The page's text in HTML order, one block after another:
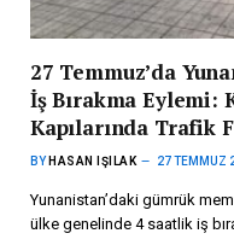
27 Temmuz’da
İş Bırakma Eylemi:
Kapılarında Trafik
BY HASAN IŞILAK 27 TEMMUZ
Yunanistan’daki gümrük
ülke genelinde 4 saatlik iş